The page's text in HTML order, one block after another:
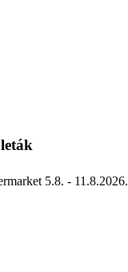
5.8. - 11.8.2026.